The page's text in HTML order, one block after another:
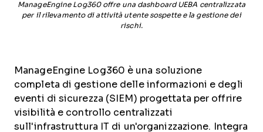
ManageEngine Log360 offre una dashboard UEBA centralizzata
per il rilevamento di attività utente sospette e la gestione dei
rischi.
ManageEngine Log360 è una soluzione
completa di gestione delle informazioni e degli
eventi di sicurezza (SIEM) progettata per offrire
visibilità e controllo centralizzati
sull'infrastruttura IT di un'organizzazione. Integra